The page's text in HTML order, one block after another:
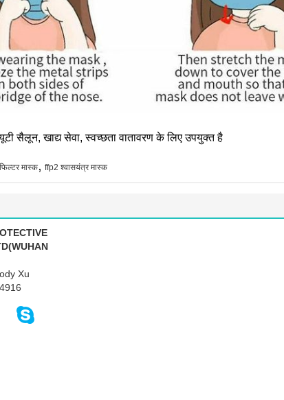
सैलून, खाद्य सेवा, स्वच्छता वातावरण के लिए उपयुक्त है
मास्क, ffp2 श्वासयंत्र मास्क
Xu